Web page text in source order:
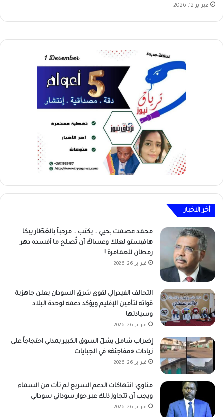
فبراير 12, 2026
أخر الاخبار
محمد عصمت يحيي .. يكتب .. مرحباً بالعَطّار بيكا
هافيستو لعلك وعساكَ أن تُصلح ما أفسده دهر
رمطان للعمامرة !
فبراير 26, 2026
التحالف الفيدرالي لقوى شرق السودان يعلن جاهزية
قواته لتأمين الإقليم ويؤكد دعمه لوحدة البلاد
وسيادتها
فبراير 26, 2026
إضراب شامل يشلّ السوق الكبير بمدني احتجاجاً على
زيادات «مفاجئة» في الجبايات
فبراير 26, 2026
مناوي: انتهاكات الدعم السريع لم تأت من السماء
ويجب أن تتجاوز ذلك عبر حوار سوداني سوداني
فبراير 26, 2026